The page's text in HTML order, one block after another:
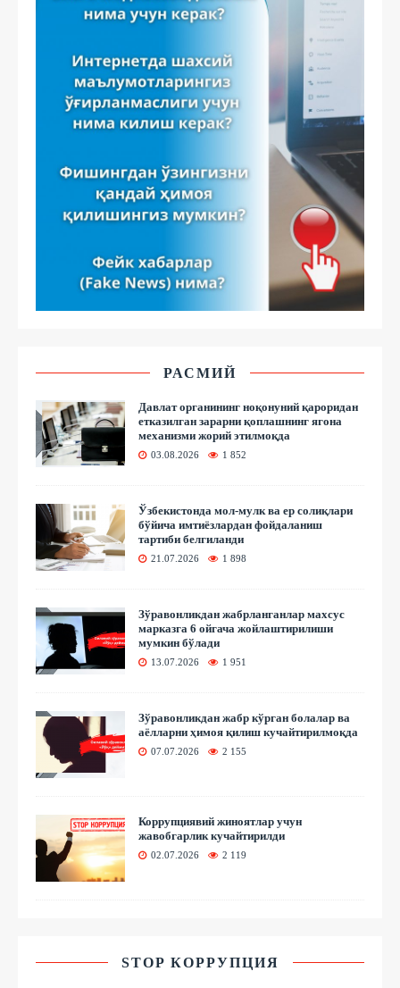
РАСМИЙ
Давлат органининг ноқонуний қароридан
етказилган зарарни қоплашнинг ягона
механизми жорий этилмоқда
03.08.2026 1 852
Ўзбекистонда мол-мулк ва ер солиқлари
бўйича имтиёзлардан фойдаланиш
тартиби белгиланди
21.07.2026 1 898
Зўравонликдан жабрланганлар махсус
марказга 6 ойгача жойлаштирилиши
мумкин бўлади
13.07.2026 1 951
Зўравонликдан жабр кўрган болалар ва
аёлларни ҳимоя қилиш кучайтирилмоқда
07.07.2026 2 155
Коррупциявий жиноятлар учун
жавобгарлик кучайтирилди
02.07.2026 2 119
STOP КОРРУПЦИЯ